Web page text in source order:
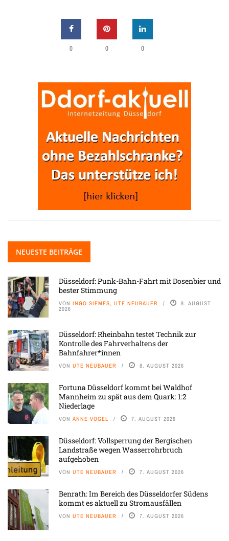
0 0 0
NEUESTE BEITRÄGE
Düsseldorf: Punk-Bahn-Fahrt mit Dosenbier und
bester Stimmung
VON INGO SIEMES, UTE NEUBAUER 8. AUGUST
2026
Düsseldorf: Rheinbahn testet Technik zur
Kontrolle des Fahrverhaltens der
Bahnfahrer*innen
VON UTE NEUBAUER 8. AUGUST 2026
Fortuna Düsseldorf kommt bei Waldhof
Mannheim zu spät aus dem Quark: 1:2
Niederlage
VON ANNE VOGEL 7. AUGUST 2026
Düsseldorf: Vollsperrung der Bergischen
Landstraße wegen Wasserrohrbruch
aufgehoben
VON UTE NEUBAUER 7. AUGUST 2026
Benrath: Im Bereich des Düsseldorfer Südens
kommt es aktuell zu Stromausfällen
VON UTE NEUBAUER 7. AUGUST 2026